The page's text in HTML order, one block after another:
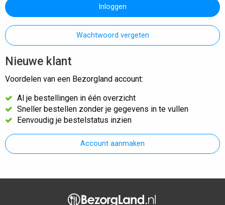
Inloggen
Wachtwoord vergeten
Nieuwe klant
Voordelen van een Bezorgland account:
Al je bestellingen in één overzicht
Sneller bestellen zonder je gegevens in te vullen
Eenvoudig je bestelstatus inzien
Account aanmaken